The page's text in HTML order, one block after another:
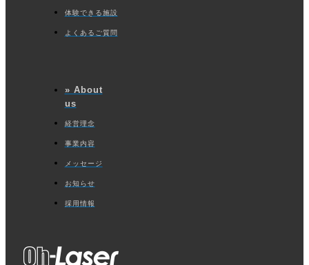
体験できる施設
よくあるご質問
» About
us
経営理念
事業内容
メッセージ
お知らせ
採用情報